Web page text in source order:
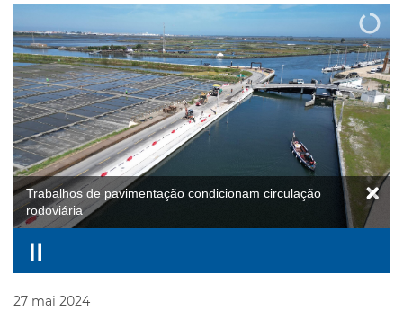
Trabalhos de pavimentação condicionam circulação
rodoviária
27 mai 2024